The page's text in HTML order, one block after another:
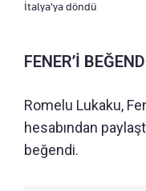
İtalya'ya döndü
FENER’İ
Romelu Lukaku,
hesabından
beğendi.